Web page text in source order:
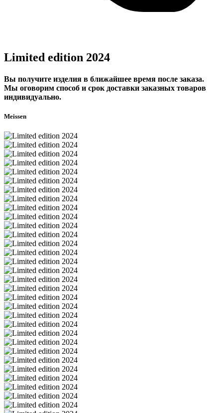
Limited edition 2024
Вы получите изделия в ближайшее время после заказа.
Мы оговорим способ и срок доставки заказных товаров
индивидуально.
Meissen